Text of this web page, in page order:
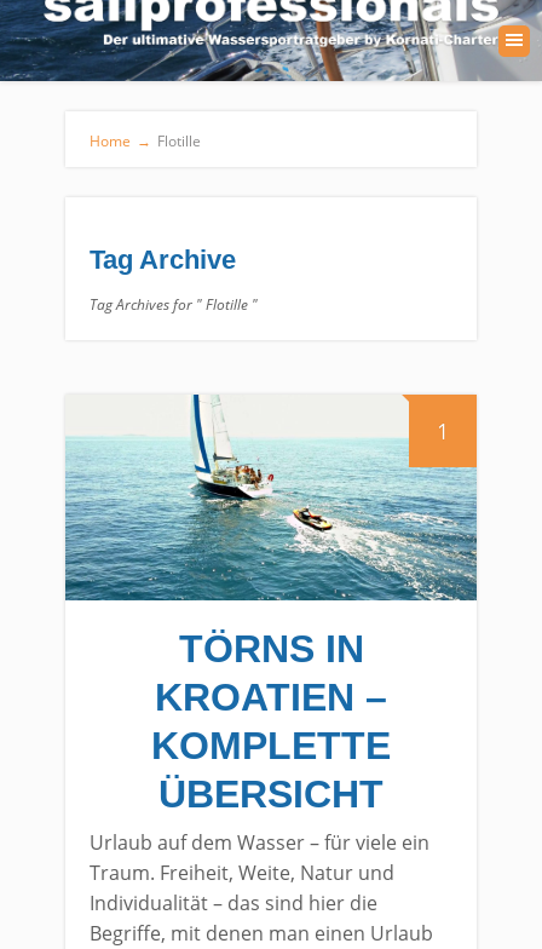
Home → Flotille
Tag Archive
Tag Archives for " Flotille "
1
TÖRNS IN
KROATIEN –
KOMPLETTE
ÜBERSICHT
Urlaub auf dem Wasser – für viele ein
Traum. Freiheit, Weite, Natur und
Individualität – das sind hier die
Begriffe, mit denen man einen Urlaub